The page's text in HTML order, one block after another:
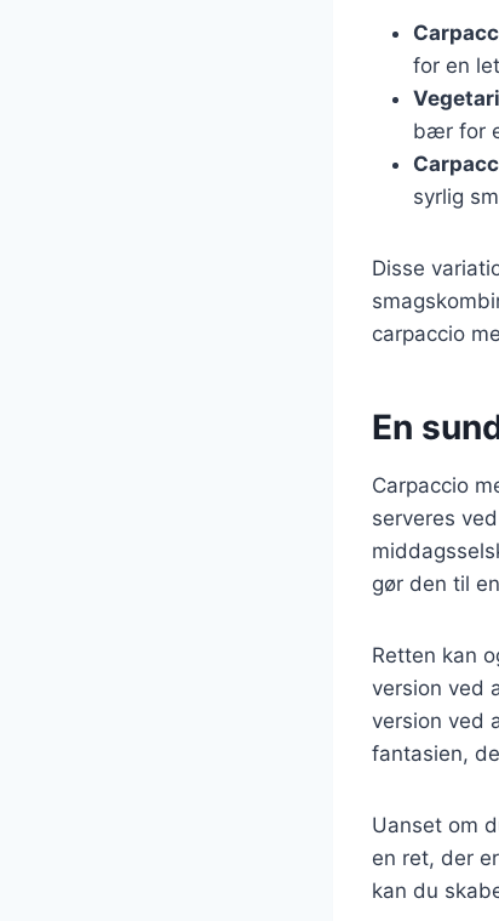
for en
bær for
syrlig
Disse
carpaccio
En
Carpaccio
serveres
gør den til
Retten kan
version ved
version ved
fantasien,
Uanset om
en ret, der
kan du